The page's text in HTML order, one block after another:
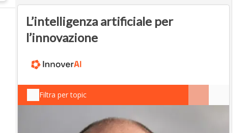
L’intelligenza artificiale per
l’innovazione
Filtra per topic